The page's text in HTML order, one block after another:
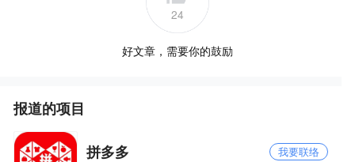
24
好文章，需要你的鼓励
报道的项目
拼多多 我要联络